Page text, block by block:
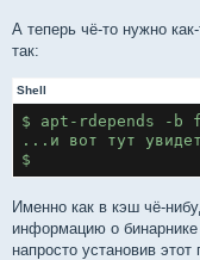
А теперь чё-то нужно
так:
Shell
$ apt-rdepends -b
...и вот тут
$
Именно как в кэш чё-
информацию о
напросто установив этот